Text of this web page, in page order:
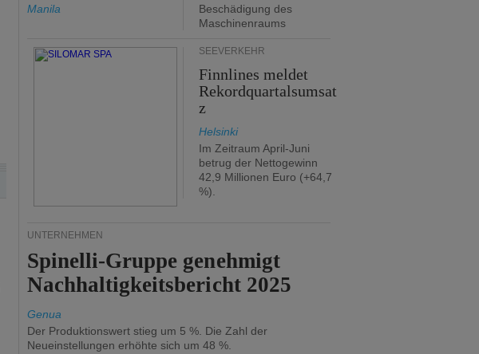
Manila
Beschädigung des
Maschinenraums
SEEVERKEHR
Finnlines meldet
Rekordquartalsumsat
z
Helsinki
Im Zeitraum April-Juni
betrug der Nettogewinn
42,9 Millionen Euro (+64,7
%).
UNTERNEHMEN
Spinelli-Gruppe genehmigt
Nachhaltigkeitsbericht 2025
Genua
Der Produktionswert stieg um 5 %. Die Zahl der
Neueinstellungen erhöhte sich um 48 %.